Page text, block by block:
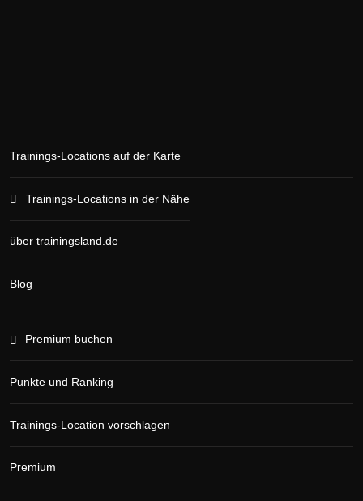
Trainings-Locations auf der Karte
Trainings-Locations in der Nähe
über trainingsland.de
Blog
Premium buchen
Punkte und Ranking
Trainings-Location vorschlagen
Premium